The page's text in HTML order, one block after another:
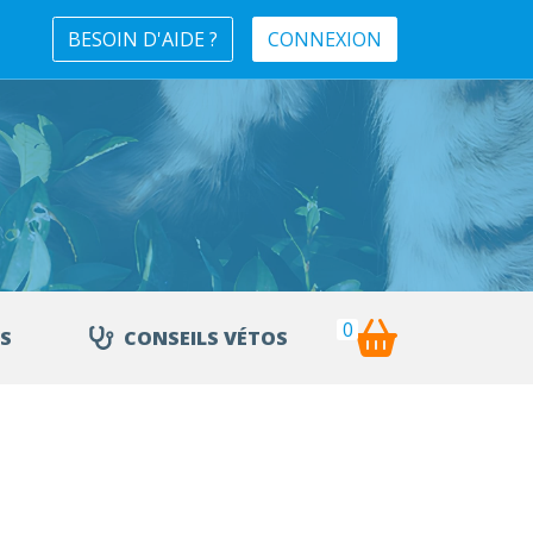
BESOIN D'AIDE ? CONNEXION
CONSEILS VÉTOS 0